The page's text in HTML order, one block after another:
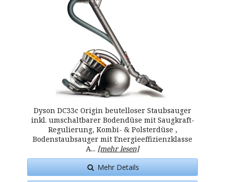
Dyson DC33c Origin beutelloser Staubsauger
inkl. umschaltbarer Bodendüse mit Saugkraft-
Regulierung, Kombi- & Polsterdüse ,
Bodenstaubsauger mit Energieeffizienzklasse
A... [mehr lesen]
Mehr Details